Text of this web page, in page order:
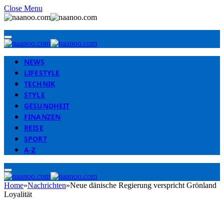
Close Menu
NEWS
LIFESTYLE
TECHNIK
STYLE
GESUNDHEIT
FINANZEN
REISE
SPORT
A-Z
Home»Nachrichten»Neue dänische Regierung verspricht Grönland
Loyalität